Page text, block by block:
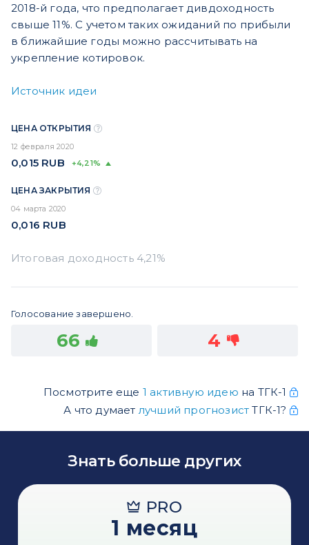
2018-й года, что предполагает дивдоходность
свыше 11%. С учетом таких ожиданий по прибыли
в ближайшие годы можно рассчитывать на
укрепление котировок.
Источник идеи
ЦЕНА ОТКРЫТИЯ
12 февраля 2020
0,015 RUB +4,21%
ЦЕНА ЗАКРЫТИЯ
04 марта 2020
0,016 RUB
Голосование завершено.
66 4
Посмотрите еще 1 активную идею на ТГК-1
А что думает лучший прогнозист ТГК-1?
Знать больше других
PRO
1 месяц